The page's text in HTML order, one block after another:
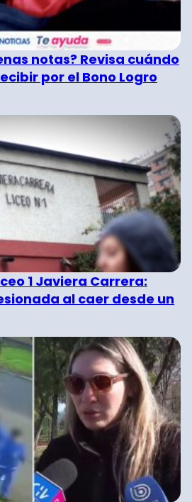
notas? Revisa cuándo
por el Bono Logro
1 Javiera Carrera:
al caer desde un